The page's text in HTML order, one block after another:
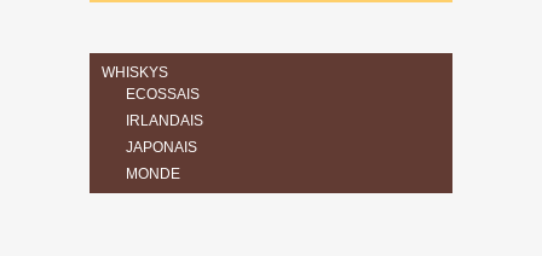
WHISKYS
ECOSSAIS
IRLANDAIS
JAPONAIS
MONDE